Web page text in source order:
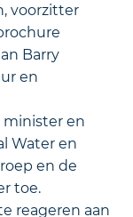
voorzitter
Barry
en
en
Water en
en de
toe.
reageren aan